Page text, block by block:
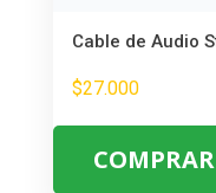
$27.000
COMPRAR